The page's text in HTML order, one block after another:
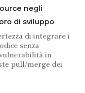
negli
di sviluppo
di integrare i
senza
in
pull/merge dei